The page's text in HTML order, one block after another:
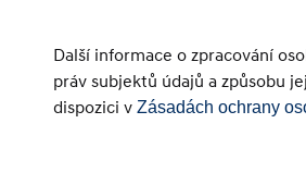
Další informace o zpracování
práv subjektů údajů a způsobu
dispozici v Zásadách ochrany